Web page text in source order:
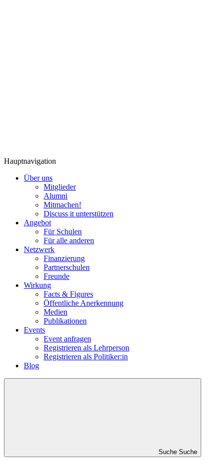
Hauptnavigation
Über uns
Mitglieder
Alumni
Mitmachen!
Discuss it unterstützen
Angebot
Für Schulen
Für alle anderen
Netzwerk
Finanzierung
Partnerschulen
Freunde
Wirkung
Facts & Figures
Öffentliche Anerkennung
Medien
Publikationen
Events
Event anfragen
Registrieren als Lehrperson
Registrieren als Politiker:in
Blog
Suche Suche